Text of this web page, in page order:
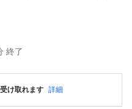
終了
け取れます 詳細